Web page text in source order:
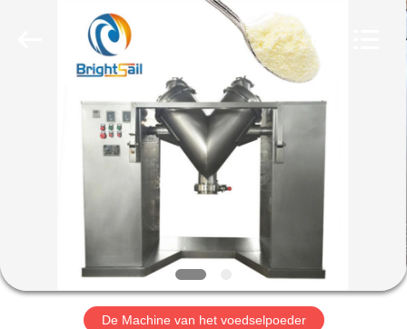
PRODUCTEN
VIDEOS
ONGEVEER
ONS
De Machine van het voedselpoeder